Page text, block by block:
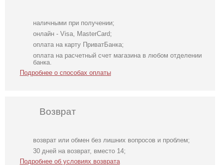
наличными при получении;
онлайн - Visa, MasterCard;
оплата на карту ПриватБанка;
оплата на расчетный счет магазина в любом отделении
банка.
Подробнее о способах оплаты
Возврат
возврат или обмен без лишних вопросов и проблем;
30 дней на возврат, вместо 14;
Подробнее об условиях возврата
Коктейльное
короткое платье-
шорты
Маленькое белое
платье с рукавом
3/4 и пуговицами